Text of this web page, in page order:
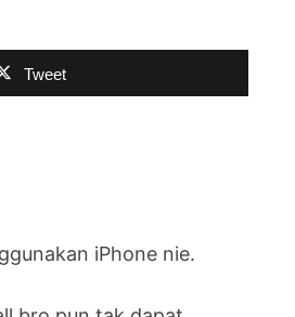
Tweet
iPhone nie.